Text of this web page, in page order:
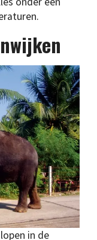
in de